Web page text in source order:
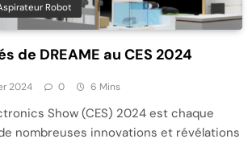
Robot
de DREAME au CES 2024
2024 0 6 Mins
Show (CES) 2024 est chaque
nombreuses innovations et révélations